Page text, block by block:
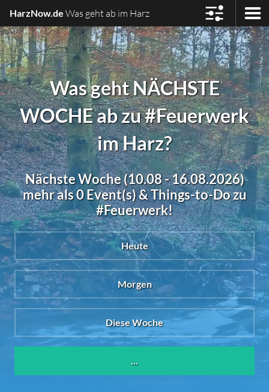
HarzNow.de Was geht ab im Harz
Was geht NÄCHSTE
WOCHE ab zu #Feuerwerk
im Harz?
Nächste Woche (10.08 - 16.08.2026)
mehr als 0 Event(s) & Things-to-Do zu
#Feuerwerk!
Heute
Morgen
Diese Woche